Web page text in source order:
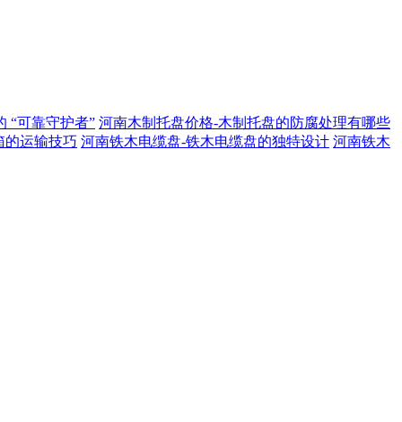
“可靠守护者” 河南木制托盘价格-木制托盘的防腐处理有哪些
的运输技巧 河南铁木电缆盘-铁木电缆盘的独特设计 河南铁木